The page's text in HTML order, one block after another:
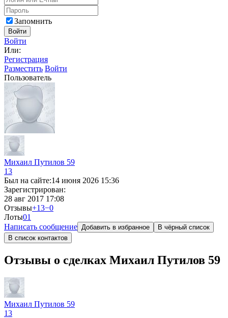
Запомнить
Войти
Войти
Или:
Регистрация
Разместить Войти
Пользователь
Михаил Путилов 59
13
Был на сайте:14 июня 2026 15:36
Зарегистрирован:
28 авг 2017 17:08
Отзывы+13−0
Лоты01
Написать сообщение Добавить в избранное
В чёрный список
В список контактов
Отзывы о сделках Михаил Путилов 59
Михаил Путилов 59
13